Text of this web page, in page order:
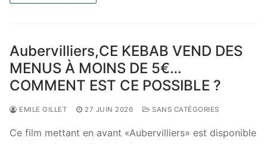
Aubervilliers,CE KEBAB VEND DES
MENUS À MOINS DE 5€…
COMMENT EST CE POSSIBLE ?
EMILE GILLET 27 JUIN 2026 SANS CATÉGORIES
Ce film mettant en avant «Aubervilliers» est disponible